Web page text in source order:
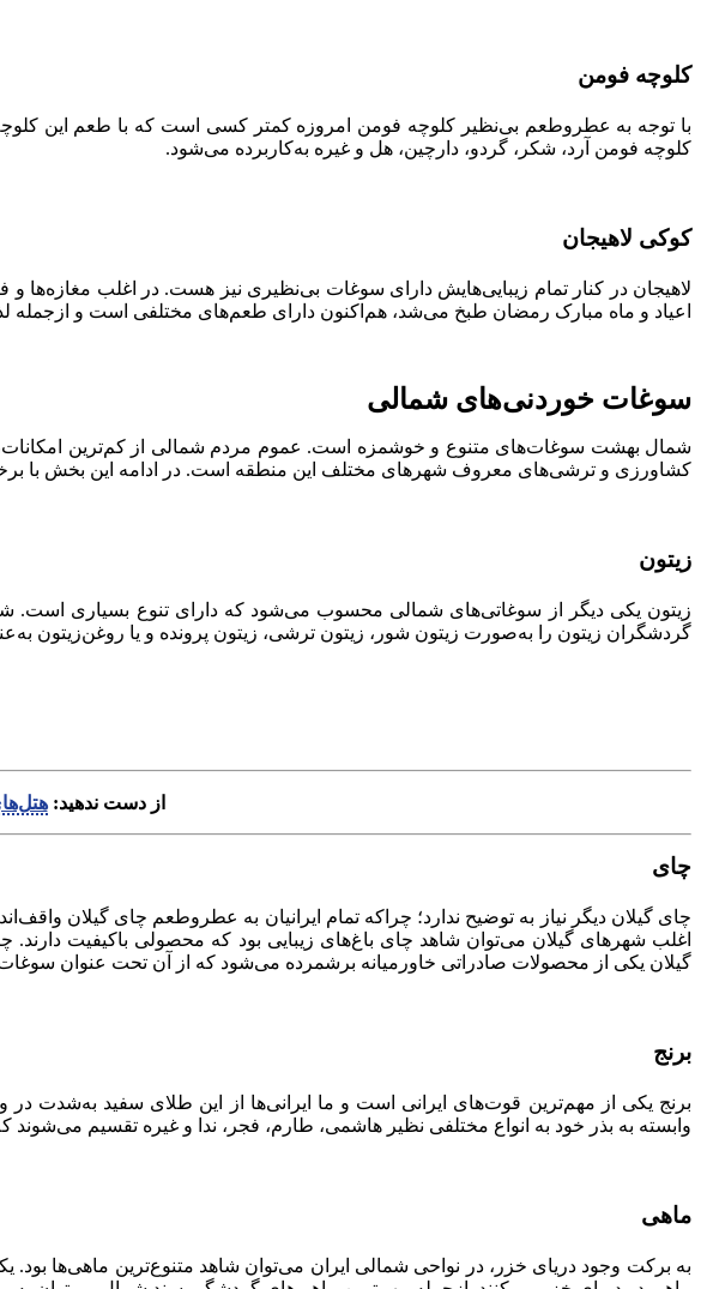
کلوچه فومن
با توجه به عطروطعم بی‌نظیر کلوچه فومن امروزه کمتر کسی است که با طعم این
کلوچه فومن آرد، شکر، گردو، دارچین، هل و غیره به‌کاربرده می‌شود.
کوکی لاهیجان
لاهیجان در کنار تمام زیبایی‌هایش دارای سوغات بی‌نظیری نیز هست. در اغلب مغازه‌ها
اعیاد و ماه مبارک رمضان طبخ می‌شد، هم‌اکنون دارای طعم‌های مختلفی است و
سوغات خوردنی‌های شمالی
شمال بهشت سوغات‌های متنوع و خوشمزه است. عموم مردم شمالی از کم‌ترین امکانات،
کشاورزی و ترشی‌های معروف شهرهای مختلف این منطقه است. در ادامه این بخش با
زیتون
زیتون یکی دیگر از سوغاتی‌های شمالی محسوب می‌شود که دارای تنوع بسیاری است.
گردشگران زیتون را به‌صورت زیتون شور، زیتون ترشی، زیتون پرونده و یا روغن‌زیتون
از دست ندهید:
چای
چای گیلان دیگر نیاز به توضیح ندارد؛ چراکه تمام ایرانیان به عطروطعم چای گیلان
اغلب شهرهای گیلان می‌توان شاهد چای باغ‌های زیبایی بود که محصولی باکیفیت
گیلان یکی از محصولات صادراتی خاورمیانه برشمرده می‌شود که از آن تحت عنوان
برنج
برنج یکی از مهم‌ترین قوت‌های ایرانی است و ما ایرانی‌ها از این طلای سفید به‌شدت
وابسته به بذر خود به انواع مختلفی نظیر هاشمی، طارم، فجر، ندا و غیره تقسیم
ماهی
به برکت وجود دریای خزر، در نواحی شمالی ایران می‌توان شاهد متنوع‌ترین ماهی‌ها